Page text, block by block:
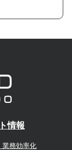
情報
業務効率化